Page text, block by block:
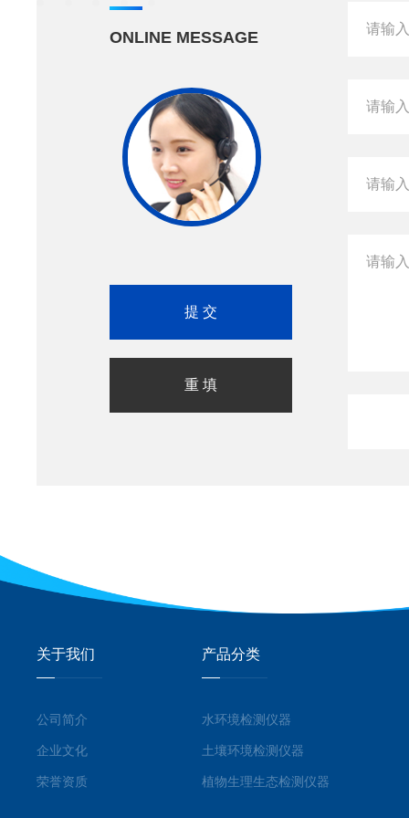
ONLINE MESSAGE
关于我们
公司简介
企业文化
荣誉资质
产品分类
水环境检测仪器
土壤环境检测仪器
植物生理生态检测仪器